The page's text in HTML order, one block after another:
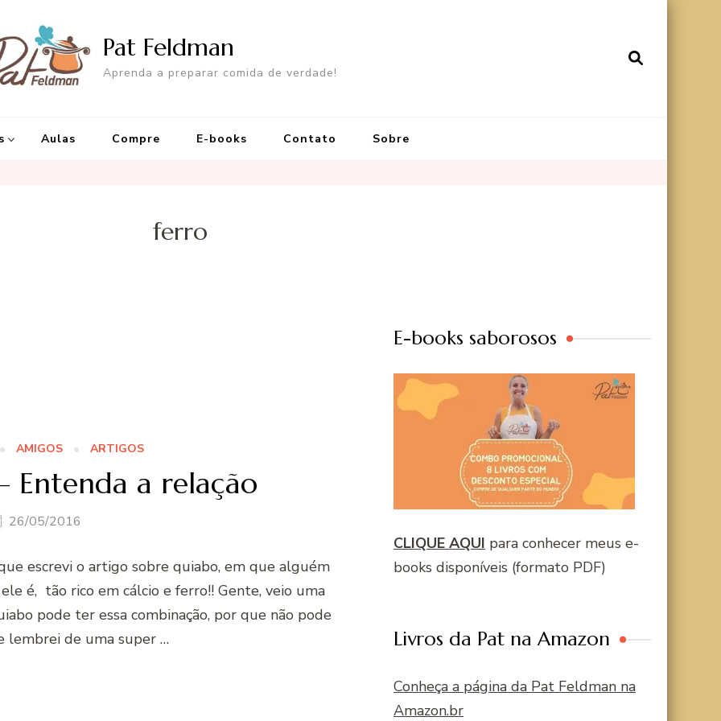
Pat Feldman
Aprenda a preparar comida de verdade!
Aulas Compre E-books Contato Sobre
ferro
AMIGOS ARTIGOS
Entenda a relação
26/05/2016
escrevi o artigo sobre quiabo, em que alguém
é, tão rico em cálcio e ferro!! Gente, veio uma
pode ter essa combinação, por que não pode
lembrei de uma super …
E-books saborosos
CLIQUE AQUI para conhecer meus e-
books disponíveis (formato PDF)
Livros da Pat na Amazon
Conheça a página da Pat Feldman na
Amazon.br